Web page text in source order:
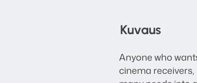
Kuvaus
Anyone who
cinema